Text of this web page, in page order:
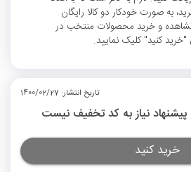
به صورت خودکار دو کالا رایگان
و خرید محصولات منتخب در
کنید" کلیک نمایید.
تاریخ انتشار: 1400/02/27
پیشنهاد نیاز به کد تخفیف نیست
خرید کنید